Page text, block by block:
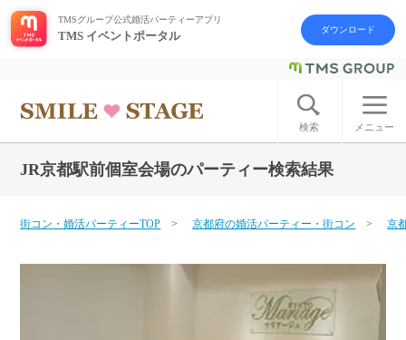
ログイン アカウント登録
はじめての方へ
今週の婚活パーティー
婚活パーティーの流れ
TMSグループ公式婚活パーティーアプリ
TMS イベントポータル ダウンロード
検索 メニュー
JR京都駅前個室会場のパーティー検索結果
街コン・婚活パーティーTOP 京都府の婚活パーティー・街コン 京